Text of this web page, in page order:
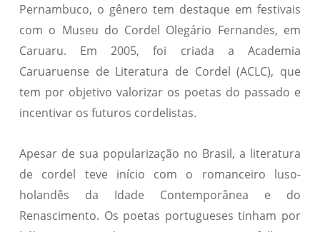
Pernambuco, o gênero tem destaque em festivais
com o Museu do Cordel Olegário Fernandes, em
Caruaru. Em 2005, foi criada a Academia
Caruaruense de Literatura de Cordel (ACLC), que
tem por objetivo valorizar os poetas do passado e
incentivar os futuros cordelistas.
Apesar de sua popularização no Brasil, a literatura
de cordel teve início com o romanceiro luso-
holandês da Idade Contemporânea e do
Renascimento. Os poetas portugueses tinham por